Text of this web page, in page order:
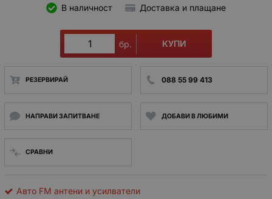
В наличност Доставка и плащане
бр. КУПИ
РЕЗЕРВИРАЙ 088 55 99 413
НАПРАВИ ЗАПИТВАНЕ ДОБАВИ В ЛЮБИМИ
СРАВНИ
Авто FM антени и усилватели